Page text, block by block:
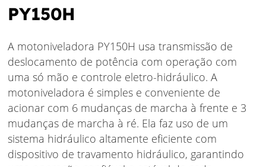
PY150H
A motoniveladora PY150H usa transmissão de
deslocamento de potência com operação com
uma só mão e controle eletro-hidráulico. A
motoniveladora é simples e conveniente de
acionar com 6 mudanças de marcha à frente e 3
mudanças de marcha à ré. Ela faz uso de um
sistema hidráulico altamente eficiente com
dispositivo de travamento hidráulico, garantindo